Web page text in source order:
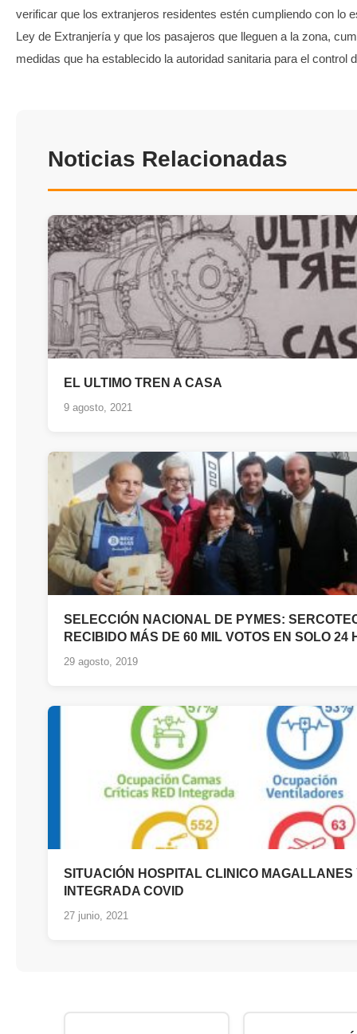
verificar que los extranjeros residentes estén cumpliendo con lo
Ley de Extranjería y que los pasajeros que lleguen a la zona,
medidas que ha establecido la autoridad sanitaria para el control
Noticias Relacionadas
EL ULTIMO TREN A CASA
9 agosto, 2021
SELECCIÓN NACIONAL DE PYMES:
RECIBIDO MÁS DE 60 MIL VOTOS EN SOLO 24
29 agosto, 2019
SITUACIÓN HOSPITAL CLINICO MAGALLANES
INTEGRADA COVID
27 junio, 2021